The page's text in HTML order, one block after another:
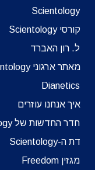
Scientology
קורסי Scientology
ל. רון האברד
מאתר ארגוני Scientology
Dianetics
איך אנחנו עוזרים
חדר החדשות של Scientology
דת ה-Scientology
מגזין Freedom